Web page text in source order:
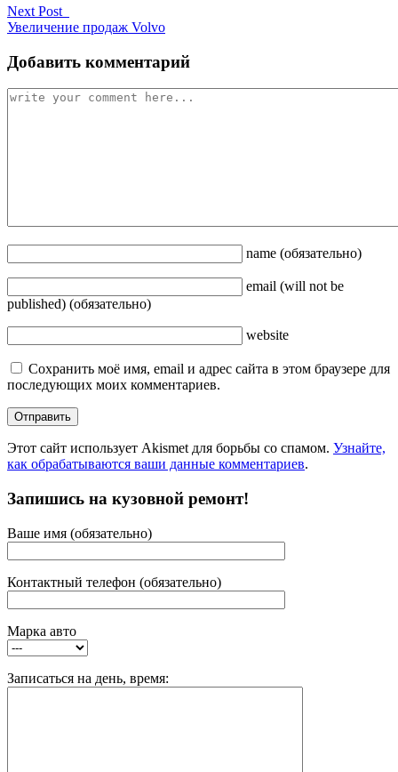
Next Post
Увеличение продаж Volvo
Добавить комментарий
name (обязательно)
email (will not be
published) (обязательно)
website
Сохранить моё имя, email и адрес сайта в этом браузере для
последующих моих комментариев.
Этот сайт использует Akismet для борьбы со спамом. Узнайте,
как обрабатываются ваши данные комментариев.
Запишись на кузовной ремонт!
Ваше имя (обязательно)
Контактный телефон (обязательно)
Марка авто
Записаться на день, время: